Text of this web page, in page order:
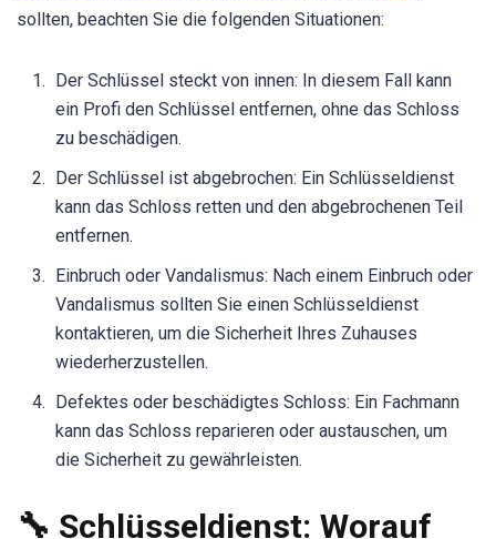
sollten, beachten Sie die folgenden Situationen:
Der Schlüssel steckt von innen: In diesem Fall kann
ein Profi den Schlüssel entfernen, ohne das Schloss
zu beschädigen.
Der Schlüssel ist abgebrochen: Ein Schlüsseldienst
kann das Schloss retten und den abgebrochenen Teil
entfernen.
Einbruch oder Vandalismus: Nach einem Einbruch oder
Vandalismus sollten Sie einen Schlüsseldienst
kontaktieren, um die Sicherheit Ihres Zuhauses
wiederherzustellen.
Defektes oder beschädigtes Schloss: Ein Fachmann
kann das Schloss reparieren oder austauschen, um
die Sicherheit zu gewährleisten.
🔧 Schlüsseldienst: Worauf